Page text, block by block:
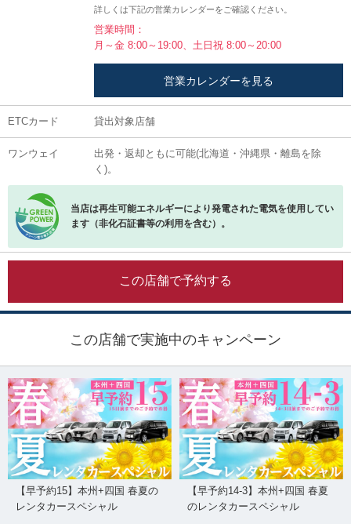
詳しくは下記の営業カレンダーをご確認ください。
営業時間：
月～金 8:00～19:00、土日祝 8:00～20:00
営業カレンダーを見る
ETCカード 貸出対象店舗
ワンウェイ
出発・返却ともに可能(北海道・沖縄県・離島を除
く)。
当店は再生可能エネルギーにより発電された電気を使用してい
ます（非化石証書等の利用を含む）。
この店舗で予約する
この店舗で実施中のキャンペーン
【早予約15】本州+四国 春夏の
レンタカースペシャル
【早予約14-3】本州+四国 春夏
のレンタカースペシャル